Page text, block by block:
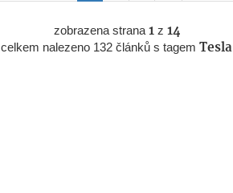
zobrazena strana1z 14
celkem nalezeno 132 článků s tagemTesla